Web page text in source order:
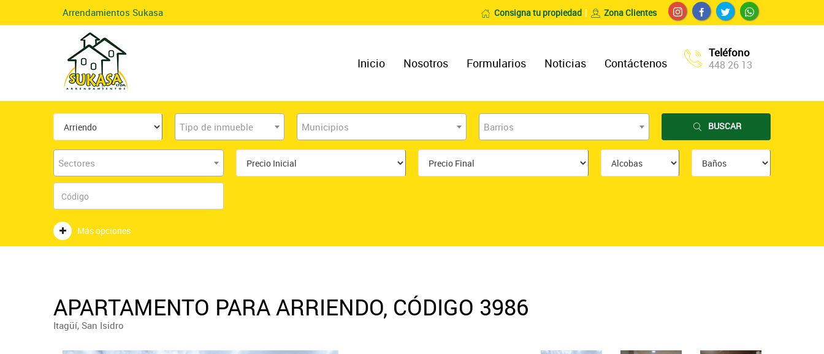
Arrendamientos Sukasa Consigna tu propiedad Zona Clientes
Teléfono
448 26 13
Inicio Nosotros Formularios Noticias Contáctenos
Tipo de inmueble Municipios Barrios BUSCAR
Sectores
Más opciones
APARTAMENTO PARA ARRIENDO, CÓDIGO 3986
Itagüí, San Isidro